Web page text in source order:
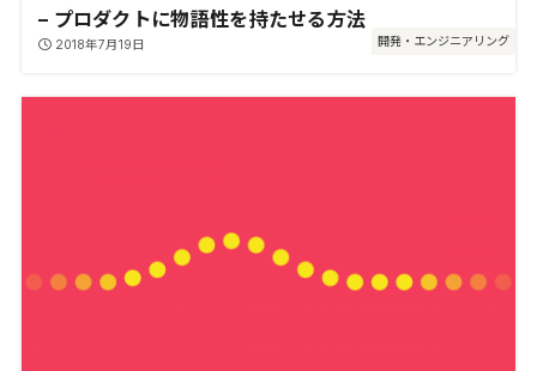
開発・エンジニアリング
– プロダクトに物語性を持たせる方法
2018年7月19日